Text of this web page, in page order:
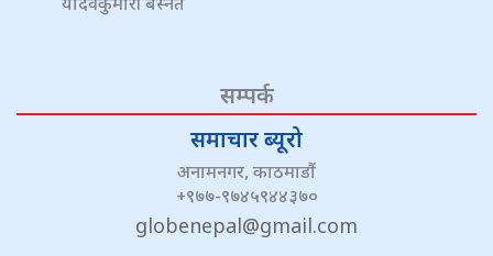
यादवकुमारी बस्नेत
सम्पर्क
समाचार ब्यूरो
अनामनगर, काठमाडौं
+९७७-९७४५९४४३७०
globenepal@gmail.com